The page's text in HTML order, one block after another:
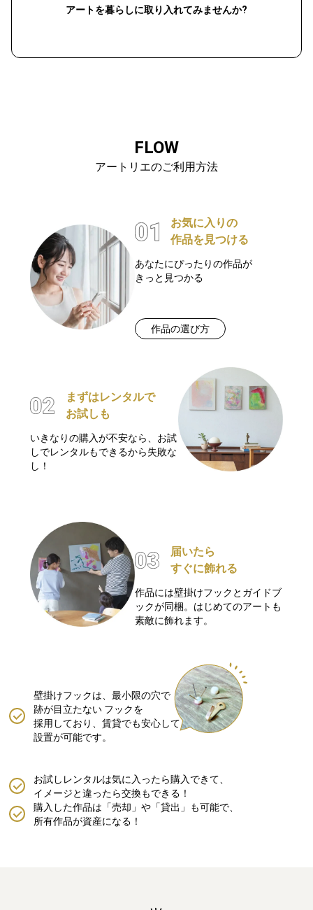
アートを暮らしに取り入れてみませんか?
FLOW
アートリエのご利用方法
お気に入りの
作品を見つける
あなたにぴったりの作品が
きっと見つかる
作品の選び方
まずはレンタルで
お試しも
いきなりの購入が不安なら、お試
しでレンタルもできるから失敗な
し！
届いたら
すぐに飾れる
作品には壁掛けフックとガイドブ
ックが同梱。はじめてのアートも
素敵に飾れます。
壁掛けフックは、最小限の穴で
跡が目立たない フックを
採用しており、賃貸でも安心して
設置が可能です。
購入した作品は「売却」や「貸出」も可能で、
所有作品が資産になる！
お試しレンタルは気に入ったら購入できて、
イメージと違ったら交換もできる！